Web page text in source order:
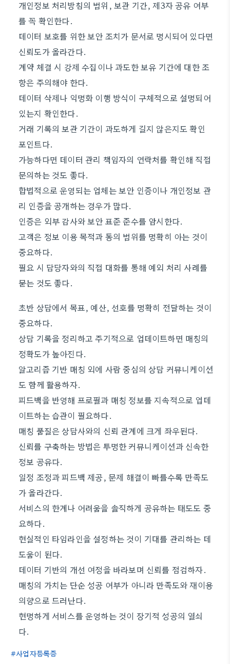
개인정보 처리방침의 범위, 보관 기간, 제3자 공유 여부
를 꼭 확인한다.
데이터 보호를 위한 보안 조치가 문서로 명시되어 있다면
신뢰도가 올라간다.
계약 체결 시 강제 수집이나 과도한 보유 기간에 대한 조
항은 주의해야 한다.
데이터 삭제나 익명화 이행 방식이 구체적으로 설명되어
있는지 확인한다.
거래 기록의 보관 기간이 과도하게 길지 않은지도 확인
포인트다.
가능하다면 데이터 관리 책임자의 연락처를 확인해 직접
문의하는 것도 좋다.
합법적으로 운영되는 업체는 보안 인증이나 개인정보 관
리 인증을 공개하는 경우가 많다.
인증은 외부 감사와 보안 표준 준수를 암시한다.
고객은 정보 이용 목적과 동의 범위를 명확히 아는 것이
중요하다.
필요 시 담당자와의 직접 대화를 통해 예외 처리 사례를
묻는 것도 좋다.
초반 상담에서 목표, 예산, 선호를 명확히 전달하는 것이
중요하다.
상담 기록을 정리하고 주기적으로 업데이트하면 매칭의
정확도가 높아진다.
알고리즘 기반 매칭 외에 사람 중심의 상담 커뮤니케이션
도 함께 활용하자.
피드백을 반영해 프로필과 매칭 정보를 지속적으로 업데
이트하는 습관이 필요하다.
매칭 품질은 상담사와의 신뢰 관계에 크게 좌우된다.
신뢰를 구축하는 방법은 투명한 커뮤니케이션과 신속한
정보 공유다.
일정 조정과 피드백 제공, 문제 해결이 빠를수록 만족도
가 올라간다.
서비스의 한계나 어려움을 솔직하게 공유하는 태도도 중
요하다.
현실적인 타임라인을 설정하는 것이 기대를 관리하는 데
도움이 된다.
데이터 기반의 개선 여정을 바라보며 신뢰를 점검하자.
매칭의 가치는 단순 성공 여부가 아니라 만족도와 재이용
의향으로 드러난다.
현명하게 서비스를 운영하는 것이 장기적 성공의 열쇠
다.
사업자등록증